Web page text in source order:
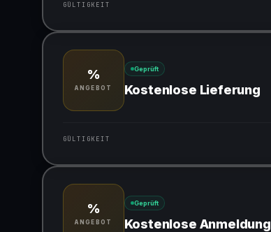
GÜLTIGKEIT
Gültig für teilnehmende Produkte
%
ANGEBOT
Geprüft
Kostenlose Lieferung
GÜLTIGKEIT
Gültig für teilnehmende Produkte
%
ANGEBOT
Geprüft
Kostenlose Anmeldung